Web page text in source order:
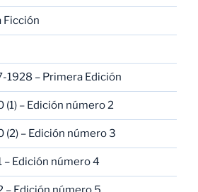
Ficción
1928 – Primera Edición
(1) – Edición número 2
(2) – Edición número 3
– Edición número 4